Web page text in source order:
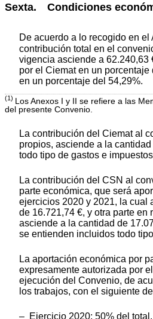
Sexta. Condiciones
De acuerdo a lo recogido en el
contribución total en el
vigencia asciende a 62.240,63
por el Ciemat en un porcentaje
en un porcentaje del 54,29%.
(1) Los Anexos I y II se refiere a las
del presente Convenio.
La contribución del Ciemat al
propios, asciende a la
todo tipo de gastos e
La contribución del CSN al
parte económica, que será
ejercicios 2020 y 2021, la cual
de 16.721,74 €, y otra parte en
asciende a la cantidad de
se entienden incluidos todo
La aportación económica por
expresamente autorizada por
ejecución del Convenio, de
los trabajos, con el siguiente
– Ejercicio 2020: 50% del